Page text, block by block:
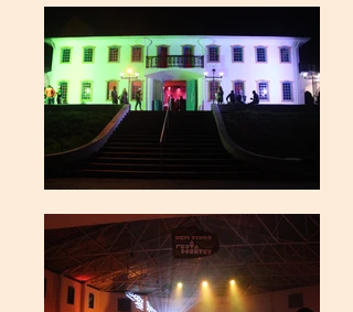
Powered by
InnoTech Apps